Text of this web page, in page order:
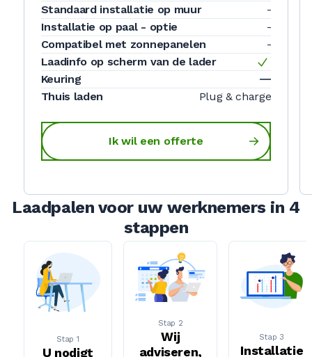
Standaard installatie op muur
-
Installatie op paal - optie
-
Compatibel met zonnepanelen
-
Laadinfo op scherm van de lader
Keuring
Thuis laden
Plug & charge
Ik wil een offerte
Laadpalen voor uw werknemers in 4
stappen
Stap 1
U nodigt
Stap 2
Wij
adviseren,
Stap 3
Installatie